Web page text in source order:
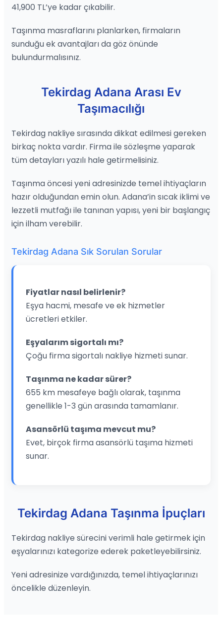
41,900 TL’ye kadar çıkabilir.
Taşınma masraflarını planlarken, firmaların
sunduğu ek avantajları da göz önünde
bulundurmalısınız.
Tekirdag Adana Arası Ev
Taşımacılığı
Tekirdag nakliye sırasında dikkat edilmesi gereken
birkaç nokta vardır. Firma ile sözleşme yaparak
tüm detayları yazılı hale getirmelisiniz.
Taşınma öncesi yeni adresinizde temel ihtiyaçların
hazır olduğundan emin olun. Adana’in sıcak iklimi ve
lezzetli mutfağı ile tanınan yapısı, yeni bir başlangıç
için ilham verebilir.
Tekirdag Adana Sık Sorulan Sorular
Fiyatlar nasıl belirlenir?
Eşya hacmi, mesafe ve ek hizmetler
ücretleri etkiler.
Eşyalarım sigortalı mı?
Çoğu firma sigortalı nakliye hizmeti sunar.
Taşınma ne kadar sürer?
655 km mesafeye bağlı olarak, taşınma
genellikle 1-3 gün arasında tamamlanır.
Asansörlü taşıma mevcut mu?
Evet, birçok firma asansörlü taşıma hizmeti
sunar.
Tekirdag Adana Taşınma İpuçları
Tekirdag nakliye sürecini verimli hale getirmek için
eşyalarınızı kategorize ederek paketleyebilirsiniz.
Yeni adresinize vardığınızda, temel ihtiyaçlarınızı
öncelikle düzenleyin.